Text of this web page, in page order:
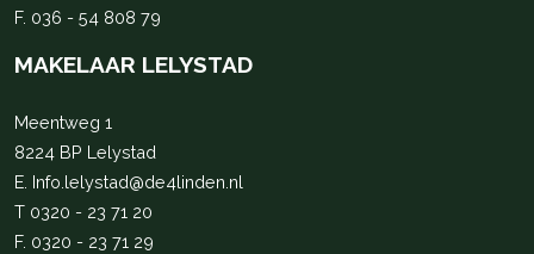
F. 036 - 54 808 79
MAKELAAR LELYSTAD
Meentweg 1
8224 BP Lelystad
E. Info.lelystad@de4linden.nl
T 0320 - 23 71 20
F. 0320 - 23 71 29